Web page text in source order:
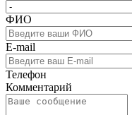
ФИО
E-mail
Телефон
Комментарий